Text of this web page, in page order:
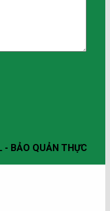
- BẢO QUẢN THỰC